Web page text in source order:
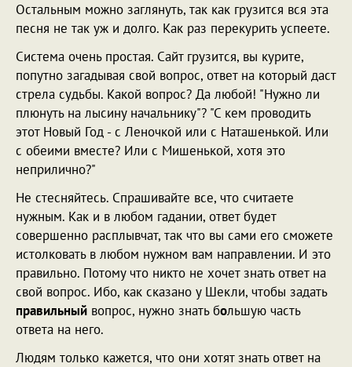
Остальным можно заглянуть, так как грузится вся эта
песня не так уж и долго. Как раз перекурить успеете.
Система очень простая. Сайт грузится, вы курите,
попутно загадывая свой вопрос, ответ на который даст
стрела судьбы. Какой вопрос? Да любой! "Нужно ли
плюнуть на лысину начальнику"? "С кем проводить
этот Новый Год - с Леночкой или с Наташенькой. Или
с обеими вместе? Или с Мишенькой, хотя это
неприлично?"
Не стесняйтесь. Спрашивайте все, что считаете
нужным. Как и в любом гадании, ответ будет
совершенно расплывчат, так что вы сами его сможете
истолковать в любом нужном вам направлении. И это
правильно. Потому что никто не хочет знать ответ на
свой вопрос. Ибо, как сказано у Шекли, чтобы задать
правильный вопрос, нужно знать большую часть
ответа на него.
Людям только кажется, что они хотят знать ответ на